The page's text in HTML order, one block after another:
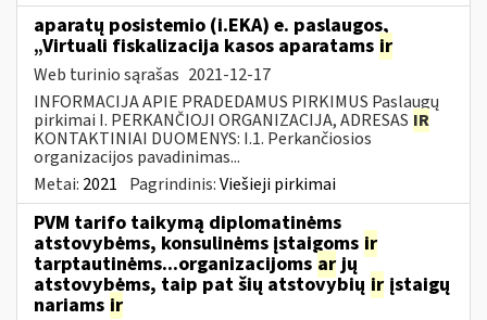
aparatų posistemio (i.EKA) e. paslaugos,
„Virtuali fiskalizacija kasos aparatams ir
Web turinio sąrašas 2021-12-17
INFORMACIJA APIE PRADEDAMUS PIRKIMUS Paslaugų
pirkimai I. PERKANČIOJI ORGANIZACIJA, ADRESAS IR
KONTAKTINIAI DUOMENYS: I.1. Perkančiosios
organizacijos pavadinimas...
Metai: 2021 Pagrindinis:Viešieji pirkimai
PVM tarifo taikymą diplomatinėms
atstovybėms, konsulinėms įstaigoms ir
tarptautinėms...organizacijoms arjų
atstovybėms, taip pat šių atstovybių ir įstaigų
nariams ir